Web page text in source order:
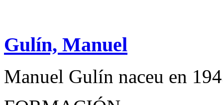
Gulín, Manuel
Manuel Gulín naceu en